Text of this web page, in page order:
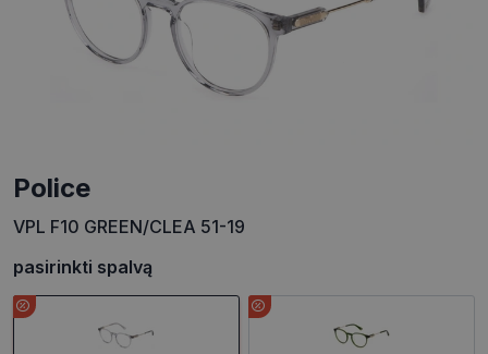
Police
VPL F10 GREEN/CLEA 51-19
pasirinkti spalvą